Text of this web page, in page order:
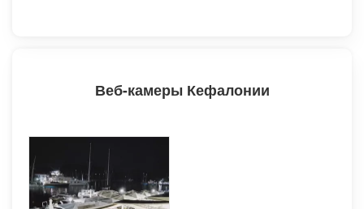
Веб-камеры Кефалонии